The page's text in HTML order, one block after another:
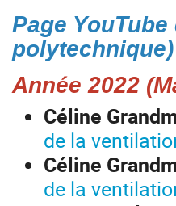
Page
polytechnique)
Année 2022
Céline
de la
Céline
de la